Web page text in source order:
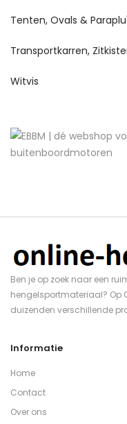
Tenten, Ovals &
Transportkarren,
Witvis
Ben je op zoek naar een
hengelsportmateriaal? Op
duizenden verschillende
Informatie
Home
Contact
Over ons